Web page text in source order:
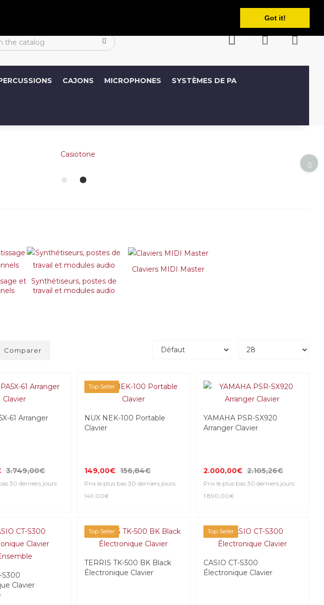
Got it!
Français
CAJONS MICROPHONES SYSTÈMES DE PA
et Synthétiseurs, postes de
travail et modules audio
Claviers MIDI Master
Comparer
61 Arranger
3.749,00€
30 derniers jours:
Top Seller
NUX NEK-100 Portable
Clavier
149,00€ 156,84€
Prix le plus bas 30 derniers jours:
149,00€
YAMAHA PSR-SX920
Arranger Clavier
2.000,00€ 2.105,26€
Prix le plus bas 30 derniers jours:
1.890,00€
S300
Clavier
Top Seller
TERRIS TK-500 BK Black
Électronique Clavier
Top Seller
CASIO CT-S300
Électronique Clavier